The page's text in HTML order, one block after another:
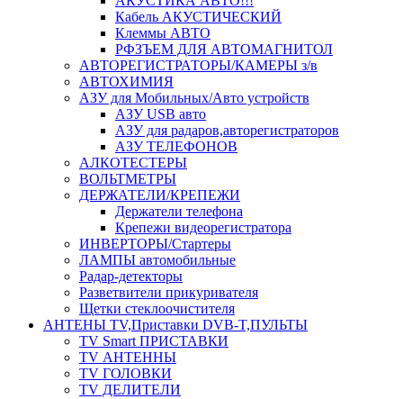
Кабель АКУСТИЧЕСКИЙ
Клеммы АВТО
РФЗЪЕМ ДЛЯ АВТОМАГНИТОЛ
АВТОРЕГИСТРАТОРЫ/КАМЕРЫ з/в
АВТОХИМИЯ
АЗУ для Мобильных/Авто устройств
АЗУ USB авто
АЗУ для радаров,авторегистраторов
АЗУ ТЕЛЕФОНОВ
АЛКОТЕСТЕРЫ
ВОЛЬТМЕТРЫ
ДЕРЖАТЕЛИ/КРЕПЕЖИ
Держатели телефона
Крепежи видеорегистратора
ИНВЕРТОРЫ/Стартеры
ЛАМПЫ автомобильные
Радар-детекторы
Разветвители прикуривателя
Щетки стеклоочистителя
АНТЕНЫ ТV,Приставки DVB-T,ПУЛЬТЫ
TV Smart ПРИСТАВКИ
TV АНТЕННЫ
TV ГОЛОВКИ
TV ДЕЛИТЕЛИ